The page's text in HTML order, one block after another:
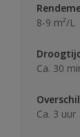
8-9 m²/L
Ca. 30
Ca. 3 uur